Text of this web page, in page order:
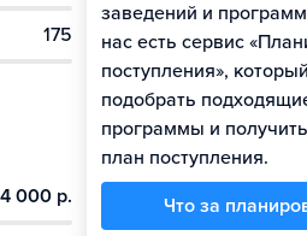
175
000 р.
заведений и
нас есть сервис
поступления»,
подобрать
программы и
план поступления.
Что за